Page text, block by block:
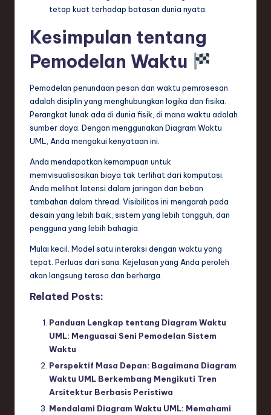
tetap kuat terhadap batasan dunia nyata.
Kesimpulan tentang
Pemodelan Waktu
Pemodelan penundaan pesan dan waktu pemrosesan
adalah disiplin yang menghubungkan logika dan fisika.
Perangkat lunak ada di dunia fisik, di mana waktu adalah
sumber daya. Dengan menggunakan Diagram Waktu
UML, Anda mengakui kenyataan ini.
Anda mendapatkan kemampuan untuk
memvisualisasikan biaya tak terlihat dari komputasi.
Anda melihat latensi dalam jaringan dan beban
tambahan dalam thread. Visibilitas ini mengarah pada
desain yang lebih baik, sistem yang lebih tangguh, dan
pengguna yang lebih bahagia.
Mulai kecil. Model satu interaksi dengan waktu yang
tepat. Perluas dari sana. Kejelasan yang Anda peroleh
akan langsung terasa dan berharga.
Related Posts:
Panduan Lengkap tentang Diagram Waktu
UML: Menguasai Seni Pemodelan Sistem
Waktu
Perspektif Masa Depan: Bagaimana Diagram
Waktu UML Berkembang Mengikuti Tren
Arsitektur Berbasis Peristiwa
Mendalami Diagram Waktu UML: Memahami